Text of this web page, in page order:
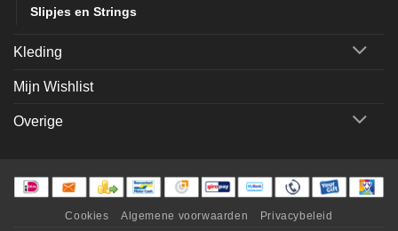
Slipjes en Strings
Kleding
Mijn Wishlist
Overige
Cookies Algemene voorwaarden Privacybeleid